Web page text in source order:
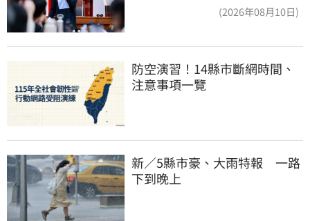
(2026年08月10日)
防空演習！14縣市斷網時間、
注意事項一覽
新／5縣市豪、大雨特報　一路
下到晚上